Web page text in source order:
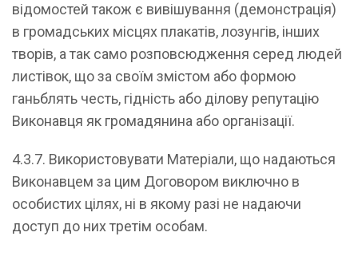
відомостей також є вивішування (демонстрація)
в громадських місцях плакатів, лозунгів, інших
творів, а так само розповсюдження серед людей
листівок, що за своїм змістом або формою
ганьблять честь, гідність або ділову репутацію
Виконавця як громадянина або організації.
4.3.7. Використовувати Матеріали, що надаються
Виконавцем за цим Договором виключно в
особистих цілях, ні в якому разі не надаючи
доступ до них третім особам.